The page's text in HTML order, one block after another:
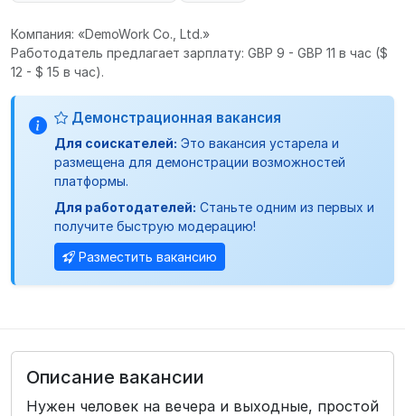
Компания: «DemoWork Co., Ltd.»
Работодатель предлагает зарплату: GBP 9 - GBP 11 в час ($
12 - $ 15 в час).
Демонстрационная вакансия
Для соискателей: Это вакансия устарела и
размещена для демонстрации возможностей
платформы.
Для работодателей: Станьте одним из первых и
получите быструю модерацию!
Разместить вакансию
Описание вакансии
Нужен человек на вечера и выходные, простой